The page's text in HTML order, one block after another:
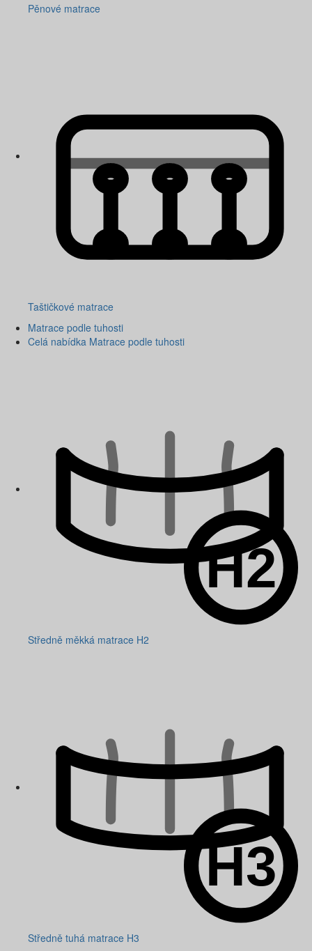
Pěnové matrace
Taštičkové matrace
Matrace podle tuhosti
Celá nabídka Matrace podle tuhosti
Středně měkká matrace H2
Středně tuhá matrace H3